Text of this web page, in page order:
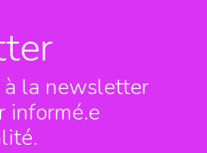
à la newsletter
informé.e